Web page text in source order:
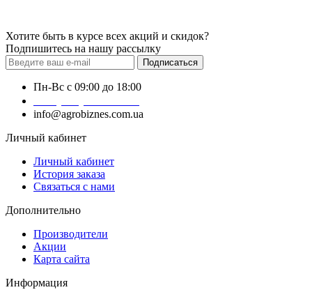
Хотите быть в курсе всех акций и скидок?
Подпишитесь на нашу рассылку
Подписаться
Пн-Вс с 09:00 до 18:00
info@agrobiznes.com.ua
Личный кабинет
Личный кабинет
История заказа
Связаться с нами
Дополнительно
Производители
Акции
Карта сайта
Информация